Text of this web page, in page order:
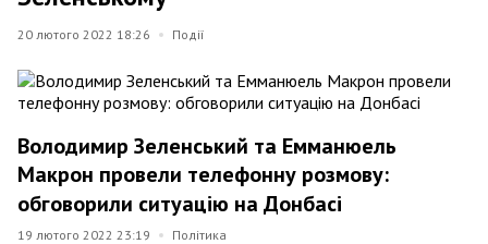
20 лютого 2022 18:26 Події
Володимир Зеленський та Емманюель
Макрон провели телефонну розмову:
обговорили ситуацію на Донбасі
19 лютого 2022 23:19 Політика